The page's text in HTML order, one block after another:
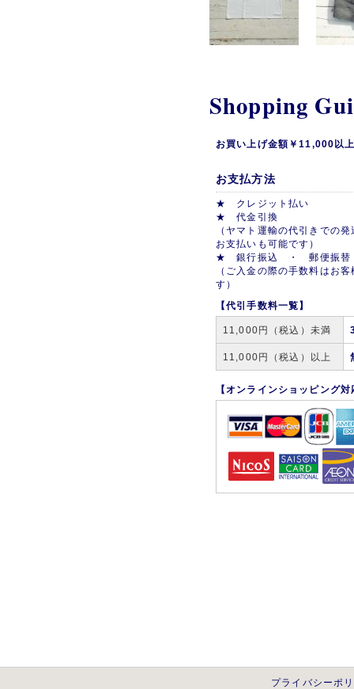
Shopping
お買い上げ金額￥11,000以
お支払方法
★ クレジット払い
★ 代金引換
（ヤマト運輸の代引きでの
お支払いも可能です）
★ 銀行振込 ・ 郵便振替
（ご入金の際の手数料はお
す）
【代引手数料一覧】
11,000円（税込）未満
11,000円（税込）以上
【オンラインショッピング
プライバシーポ